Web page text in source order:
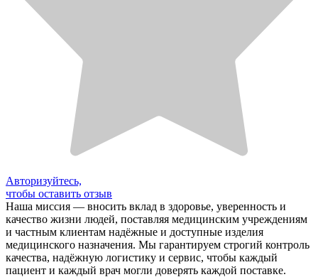
Авторизуйтесь,
чтобы оставить отзыв
Наша миссия — вносить вклад в здоровье, уверенность и
качество жизни людей, поставляя медицинским учреждениям
и частным клиентам надёжные и доступные изделия
медицинского назначения. Мы гарантируем строгий контроль
качества, надёжную логистику и сервис, чтобы каждый
пациент и каждый врач могли доверять каждой поставке.